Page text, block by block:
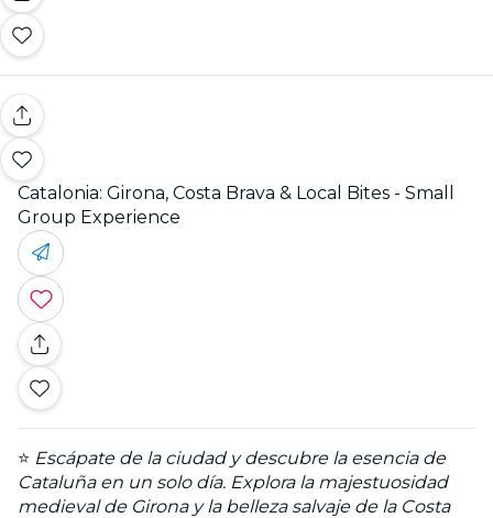
Catalonia: Girona, Costa Brava & Local Bites - Small
Group Experience
⭐ Escápate de la ciudad y descubre la esencia de
Cataluña en un solo día. Explora la majestuosidad
medieval de Girona y la belleza salvaje de la Costa